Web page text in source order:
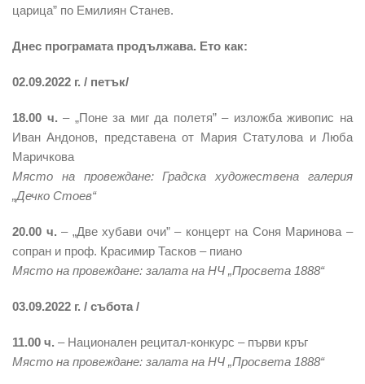
царица” по Емилиян Станев.
Днес програмата продължава. Ето как:
02.09.2022 г. / петък/
18.00 ч. – „Поне за миг да полетя” – изложба живопис на
Иван Андонов, представена от Мария Статулова и Люба
Маричкова
Място на провеждане: Градска художествена галерия
„Дечко Стоев“
20.00 ч. – „Две хубави очи” – концерт на Соня Маринова –
сопран и проф. Красимир Тасков – пиано
Място на провеждане: залата на НЧ „Просвета 1888“
03.09.2022 г. / събота /
11.00 ч. – Национален рецитал-конкурс – първи кръг
Място на провеждане: залата на НЧ „Просвета 1888“